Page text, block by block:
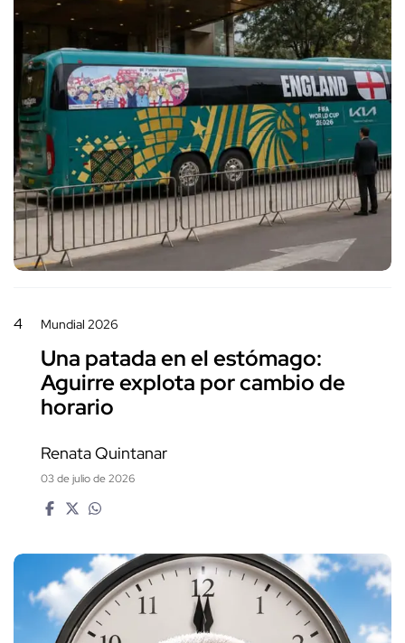
4 Mundial 2026
Una patada en el estómago:
Aguirre explota por cambio de
horario
Renata Quintanar
03 de julio de 2026